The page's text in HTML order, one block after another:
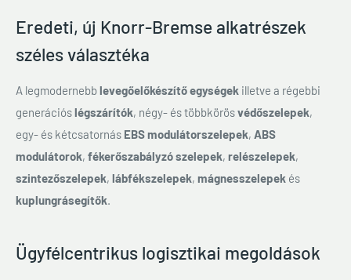
Eredeti, új Knorr-Bremse alkatrészek
széles választéka
A legmodernebblevegőelőkészítő egységek illetve a régebbi
generációslégszárítók, négy- és többkörösvédőszelepek,
egy- és kétcsatornás EBS modulátorszelepek, ABS
modulátorok, fékerőszabályzó szelepek, relészelepek,
szintezőszelepek, lábfékszelepek, mágnesszelepek és
kuplungrásegítők.
Ügyfélcentrikus logisztikai megoldások